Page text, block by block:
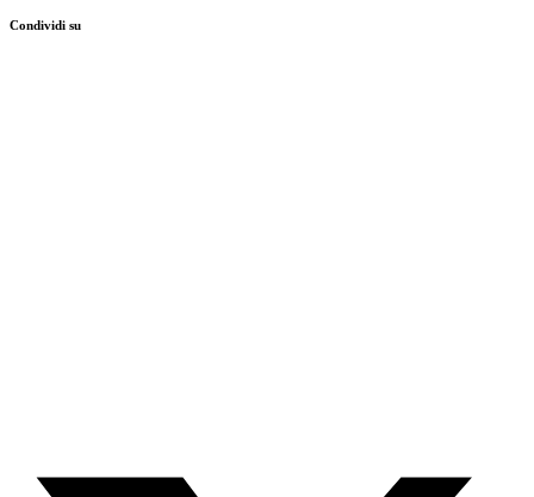
Condividi su